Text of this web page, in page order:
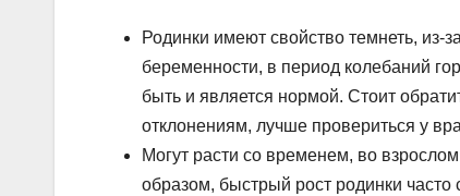
Родинки имеют свойство темнеть,
беременности, в период колебаний
быть и является нормой. Стоит
отклонениям, лучше провериться у
Могут расти со временем, во
образом, быстрый рост родинки часто